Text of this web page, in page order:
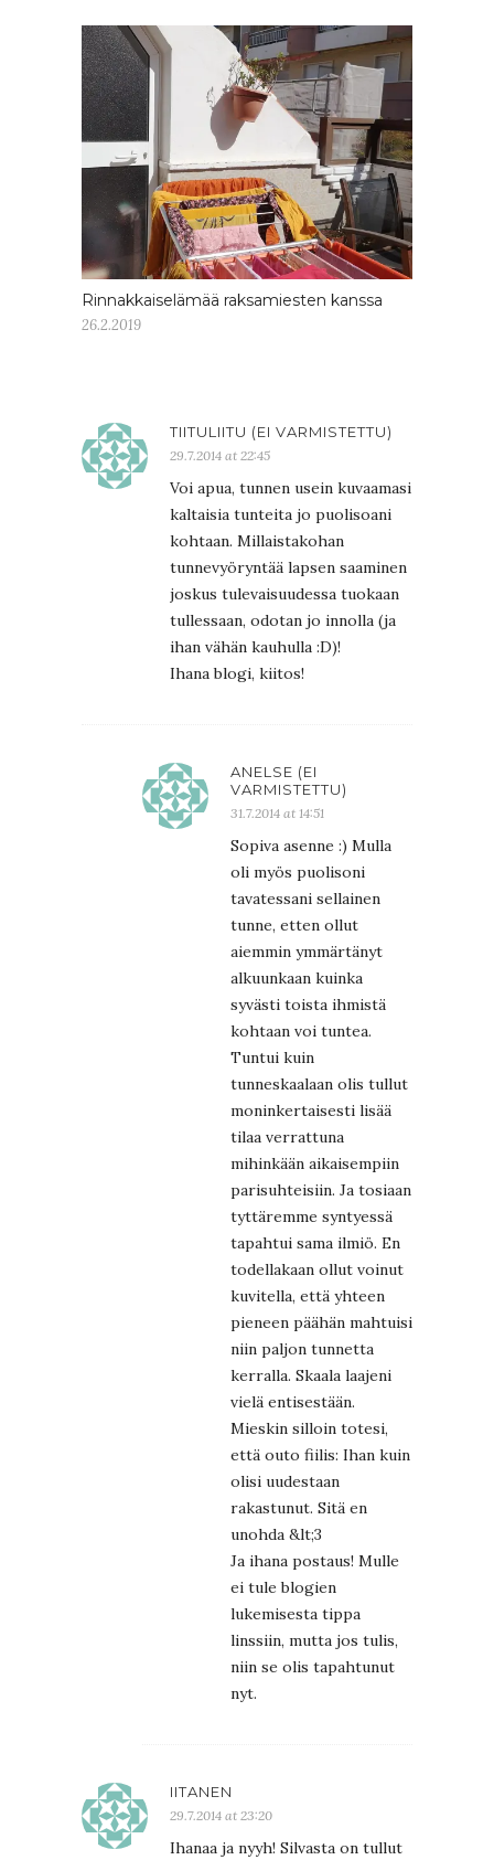
Rinnakkaiselämää raksamiesten kanssa
26.2.2019
TIITULIITU (EI VARMISTETTU)
29.7.2014 at 22:45
Voi apua, tunnen usein kuvaamasi
kaltaisia tunteita jo puolisoani
kohtaan. Millaistakohan
tunnevyöryntää lapsen saaminen
joskus tulevaisuudessa tuokaan
tullessaan, odotan jo innolla (ja
ihan vähän kauhulla :D)!
Ihana blogi, kiitos!
ANELSE (EI
VARMISTETTU)
31.7.2014 at 14:51
Sopiva asenne :) Mulla
oli myös puolisoni
tavatessani sellainen
tunne, etten ollut
aiemmin ymmärtänyt
alkuunkaan kuinka
syvästi toista ihmistä
kohtaan voi tuntea.
Tuntui kuin
tunneskaalaan olis tullut
moninkertaisesti lisää
tilaa verrattuna
mihinkään aikaisempiin
parisuhteisiin. Ja tosiaan
tyttäremme syntyessä
tapahtui sama ilmiö. En
todellakaan ollut voinut
kuvitella, että yhteen
pieneen päähän mahtuisi
niin paljon tunnetta
kerralla. Skaala laajeni
vielä entisestään.
Mieskin silloin totesi,
että outo fiilis: Ihan kuin
olisi uudestaan
rakastunut. Sitä en
unohda &lt;3
Ja ihana postaus! Mulle
ei tule blogien
lukemisesta tippa
linssiin, mutta jos tulis,
niin se olis tapahtunut
nyt.
IITANEN
29.7.2014 at 23:20
Ihanaa ja nyyh! Silvasta on tullut